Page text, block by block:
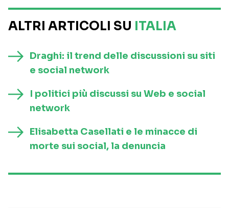
ALTRI ARTICOLI SU ITALIA
Draghi: il trend delle discussioni su siti
e social network
I politici più discussi su Web e social
network
Elisabetta Casellati e le minacce di
morte sui social, la denuncia